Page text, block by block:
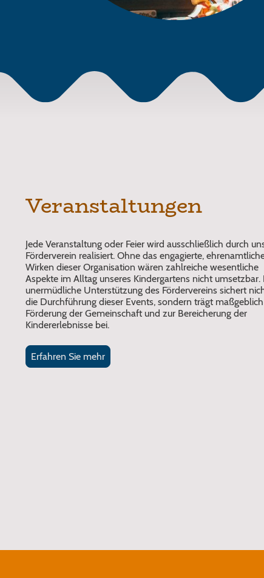
Veranstaltungen
Jede Veranstaltung oder Feier wird ausschließlich durch
Förderverein realisiert. Ohne das engagierte,
Wirken dieser Organisation wären zahlreiche wesentliche
Aspekte im Alltag unseres Kindergartens nicht umsetzbar.
unermüdliche Unterstützung des Fördervereins sichert
die Durchführung dieser Events, sondern trägt
Förderung der Gemeinschaft und zur Bereicherung der
Kindererlebnisse bei.
Erfahren Sie mehr